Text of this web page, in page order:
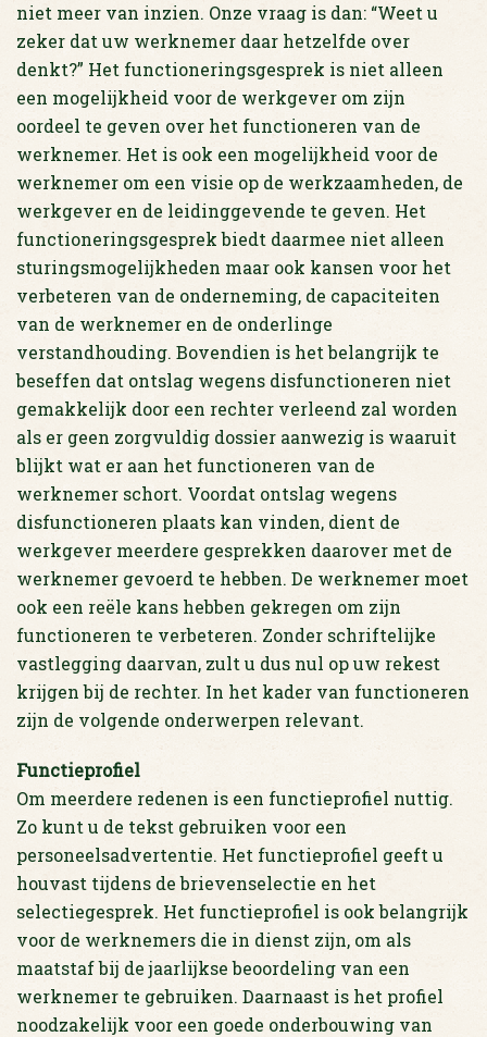
niet meer van inzien. Onze vraag is dan: “Weet u
zeker dat uw werknemer daar hetzelfde over
denkt?” Het functioneringsgesprek is niet alleen
een mogelijkheid voor de werkgever om zijn
oordeel te geven over het functioneren van de
werknemer. Het is ook een mogelijkheid voor de
werknemer om een visie op de werkzaamheden, de
werkgever en de leidinggevende te geven. Het
functioneringsgesprek biedt daarmee niet alleen
sturingsmogelijkheden maar ook kansen voor het
verbeteren van de onderneming, de capaciteiten
van de werknemer en de onderlinge
verstandhouding. Bovendien is het belangrijk te
beseffen dat ontslag wegens disfunctioneren niet
gemakkelijk door een rechter verleend zal worden
als er geen zorgvuldig dossier aanwezig is waaruit
blijkt wat er aan het functioneren van de
werknemer schort. Voordat ontslag wegens
disfunctioneren plaats kan vinden, dient de
werkgever meerdere gesprekken daarover met de
werknemer gevoerd te hebben. De werknemer moet
ook een reële kans hebben gekregen om zijn
functioneren te verbeteren. Zonder schriftelijke
vastlegging daarvan, zult u dus nul op uw rekest
krijgen bij de rechter. In het kader van functioneren
zijn de volgende onderwerpen relevant.
Functieprofiel
Om meerdere redenen is een functieprofiel nuttig.
Zo kunt u de tekst gebruiken voor een
personeelsadvertentie. Het functieprofiel geeft u
houvast tijdens de brievenselectie en het
selectiegesprek. Het functieprofiel is ook belangrijk
voor de werknemers die in dienst zijn, om als
maatstaf bij de jaarlijkse beoordeling van een
werknemer te gebruiken. Daarnaast is het profiel
noodzakelijk voor een goede onderbouwing van